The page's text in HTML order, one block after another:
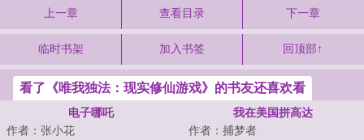
上一章 查看目录 下一章
临时书架 加入书签 回顶部↑
看了《唯我独法：现实修仙游戏》的书友还喜欢看
电子哪吒
作者：张小花
我在美国拼高达
作者：捕梦者